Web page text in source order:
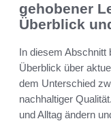
gehobener
Überblick
In diesem
Überblick über
dem Unterschied
nachhaltiger
und Alltag ändern